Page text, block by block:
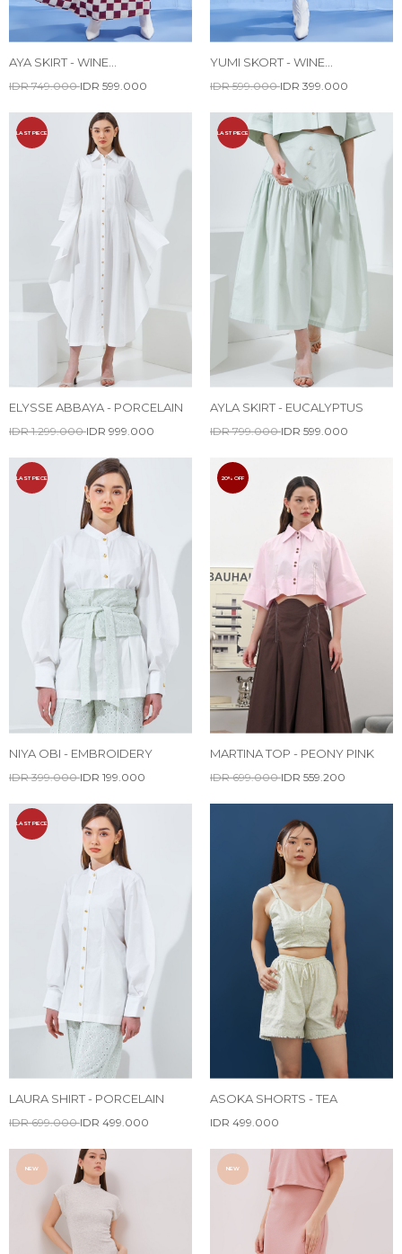
AYA SKIRT - WINE
IDR 749.000IDR 599.000
YUMI SKORT - WINE
IDR 599.000IDR 399.000
LAST PIECE
ELYSSE ABBAYA - PORCELAIN
IDR 1.299.000IDR 999.000
LAST PIECE
AYLA SKIRT - EUCALYPTUS
IDR 799.000IDR 599.000
LAST PIECE
NIYA OBI - EMBROIDERY
IDR 399.000IDR 199.000
20% OFF
MARTINA TOP - PEONY PINK
IDR 699.000IDR 559.200
LAST PIECE
LAURA SHIRT - PORCELAIN
IDR 699.000IDR 499.000
ASOKA SHORTS - TEA
IDR 499.000
NEW NEW